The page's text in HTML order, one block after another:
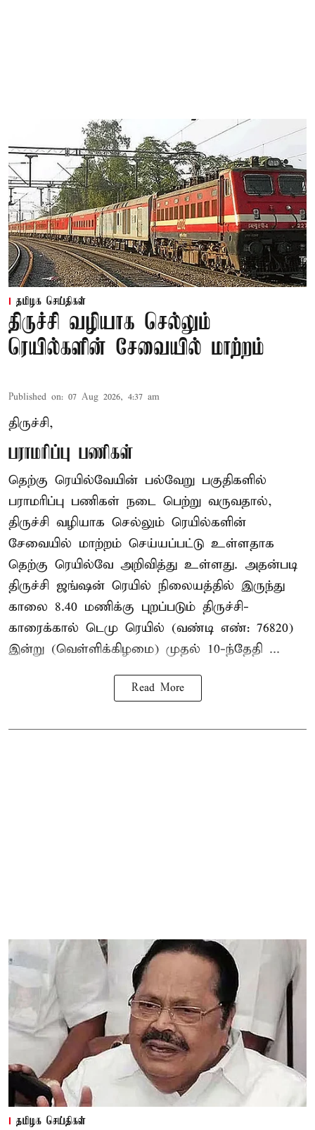
தமிழக செய்திகள்
திருச்சி வழியாக செல்லும்
ரெயில்களின் சேவையில் மாற்றம்
Published on: 07 Aug 2026, 4:37 am
திருச்சி,
பராமரிப்பு பணிகள்
தெற்கு ரெயில்வேயின் பல்வேறு பகுதிகளில்
பராமரிப்பு பணிகள் நடை பெற்று வருவதால்,
திருச்சி வழியாக செல்லும் ரெயில்களின்
சேவையில் மாற்றம் செய்யப்பட்டு உள்ளதாக
தெற்கு ரெயில்வே அறிவித்து உள்ளது. அதன்படி
திருச்சி ஜங்ஷன் ரெயில் நிலையத்தில் இருந்து
காலை 8.40 மணிக்கு புறப்படும் திருச்சி-
காரைக்கால் டெமு ரெயில் (வண்டி எண்: 76820)
இன்று (வெள்ளிக்கிழமை) முதல் 10-ந்தேதி ...
Read More
தமிழக செய்திகள்